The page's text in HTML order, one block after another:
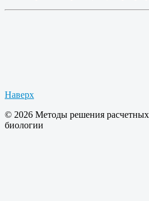
Наверх
© 2026 Методы решения
биологии